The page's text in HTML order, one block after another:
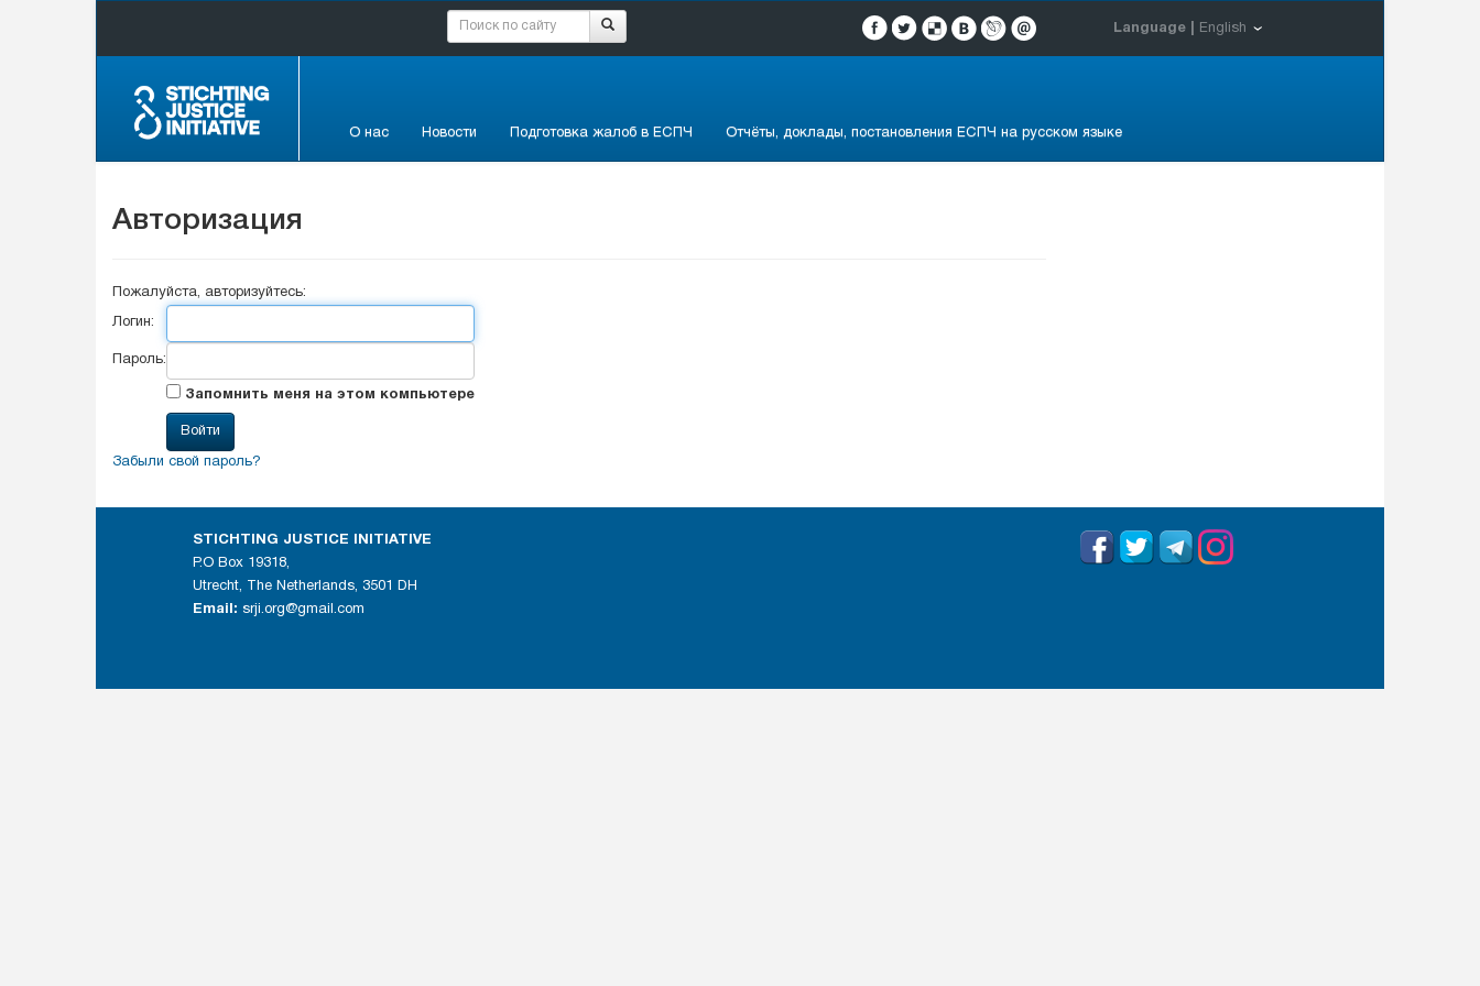
Language | English
О нас Новости Подготовка жалоб в ЕСПЧ Отчёты, доклады, постановления ЕСПЧ на русском языке
Авторизация
Пожалуйста, авторизуйтесь:
Логин:
Пароль:
Запомнить меня на этом компьютере
Забыли свой пароль?
STICHTING JUSTICE INITIATIVE
P.O Box 19318,
Utrecht, The Netherlands, 3501 DH
Email: srji.org@gmail.com